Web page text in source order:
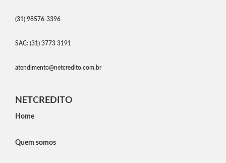
(31) 98576-3396
SAC: (31) 3773 3191
atendimento@netcredito.com.br
NETCREDITO
Home
Quem somos